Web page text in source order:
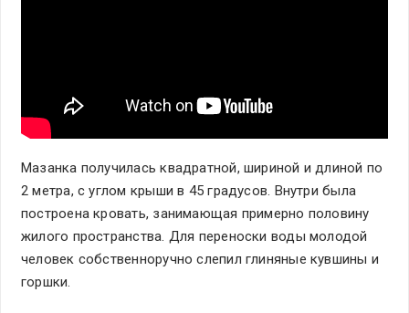
Мазанка получилась квадратной, шириной и длиной по
2 метра, с углом крыши в 45 градусов. Внутри была
построена кровать, занимающая примерно половину
жилого пространства. Для переноски воды молодой
человек собственноручно слепил глиняные кувшины и
горшки.